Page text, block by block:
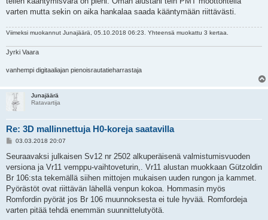
varten mutta sekin on aika hankalaa saada kääntymään riittävästi.
Viimeksi muokannut Junajäärä , 05.10.2018 06:23. Yhteensä muokattu 3 kertaa.
Jyrki Vaara
vanhempi digitaaliajan pienoisrautatieharrastaja
Junajäärä
Ratavartija
Re: 3D mallinnettuja H0-koreja saatavilla
V
e
t
i
03.03.2018 20:07
Seuraavaksi julkaisen Sv12 nr 2502 alkuperäisenä valmistumisvuoden
versiona ja Vr11 vemppu-vaihtoveturin,. Vr11 alustan muokkaan Gützoldin
Br 106:sta tekemällä siihen mittojen mukaisen uuden rungon ja kammet.
Pyörästöt ovat riittävän lähellä venpun kokoa. Hommasin myös
Romfordin pyörät jos Br 106 muunnoksesta ei tule hyvää. Romfordeja
varten pitää tehdä enemmän suunnittelutyötä.